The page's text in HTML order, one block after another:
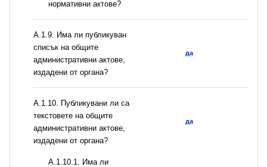
нормативни актове?
А.1.9. Има ли публикуван
списък на общите
административни актове,
издадени от органа?
да
А.1.10. Публикувани ли са
текстовете на общите
административни актове,
издадени от органа?
да
A.1.10.1. Има ли